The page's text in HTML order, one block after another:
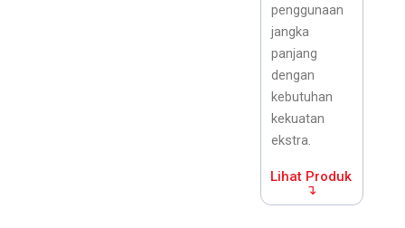
penggunaan
jangka
panjang
dengan
kebutuhan
kekuatan
ekstra.
Lihat Produk
↴